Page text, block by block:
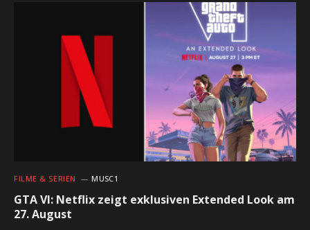
FILME & SERIEN MUSC1
GTA VI: Netflix zeigt exklusiven Extended Look am
27. August